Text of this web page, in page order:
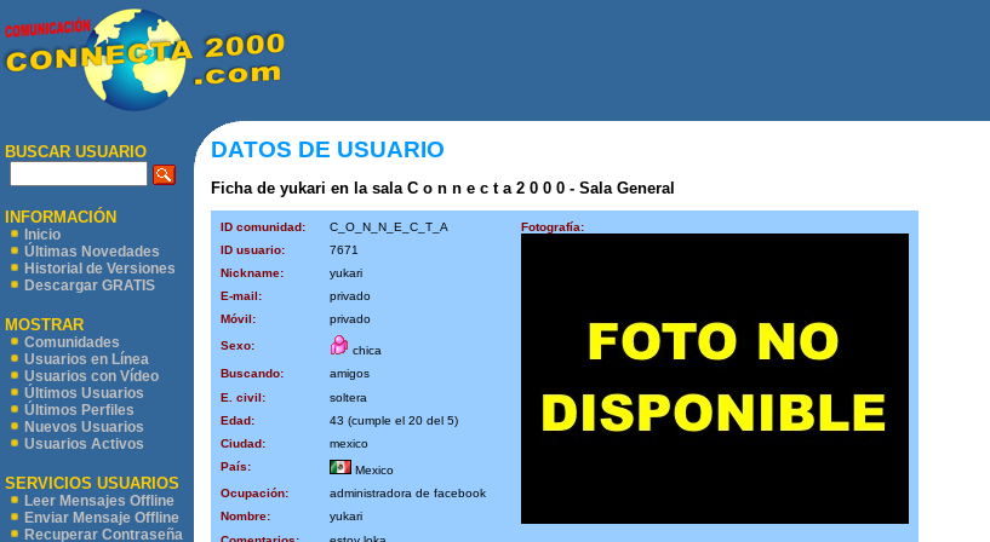
BUSCAR USUARIO
INFORMACIÓN
Inicio
Últimas Novedades
Historial de Versiones
Descargar GRATIS
MOSTRAR
Comunidades
Usuarios en Línea
Usuarios con Vídeo
Últimos Usuarios
Últimos Perfiles
Nuevos Usuarios
Usuarios Activos
SERVICIOS USUARIOS
Leer Mensajes Offline
Enviar Mensaje Offline
Recuperar Contraseña
DATOS DE USUARIO
Ficha de yukari en la sala C o n n e c t a 2 0 0 0 - Sala General
ID comunidad: C_O_N_N_E_C_T_A
Fotografía:
ID usuario:
7671
Nickname:
yukari
E-mail:
privado
Móvil:
privado
Sexo:
chica
Buscando:
amigos
E. civil:
soltera
Edad:
43 (cumple el 20 del 5)
Ciudad:
mexico
País:
Mexico
Ocupación:
administradora de facebook
Nombre:
yukari